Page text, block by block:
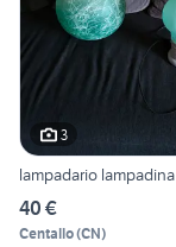
3
lampadario lampadina
40 €
Centallo(CN)